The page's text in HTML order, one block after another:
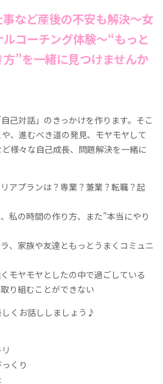
など産後の不安も解決～女
コーチング体験～“もっと
”を一緒に見つけませんか
己対話」のきっかけを作ります。そこ
、進むべき道の発見、モヤモヤして
様々な自己成長、問題解決を一緒に
アプランは？専業？兼業？転職？起
私の時間の作り方、また”本当にやり
、家族や友達ともっとうまくコミュニ
モヤモヤとしたの中で過ごしている
り組むことができない
くお話ししましょう♪
くり